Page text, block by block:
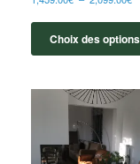
Choix des options